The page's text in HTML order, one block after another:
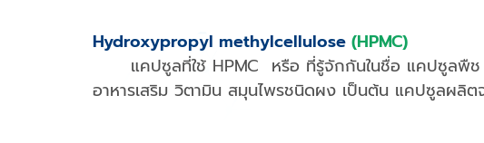
Hydroxypropyl methylcellulose (HPMC)
แคปซูลที่ใช้ HPMC หรือ ที่รู้จักกันในชื่อ แคปซูลพืช แ
อาหารเสริม วิตามิน สมุนไพรชนิดผง เป็นต้น แคปซูลผลิ